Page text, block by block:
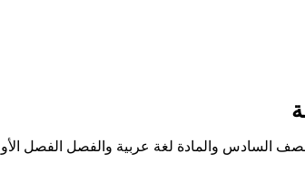
السادس والمادة لغة عربية والفصل الفصل